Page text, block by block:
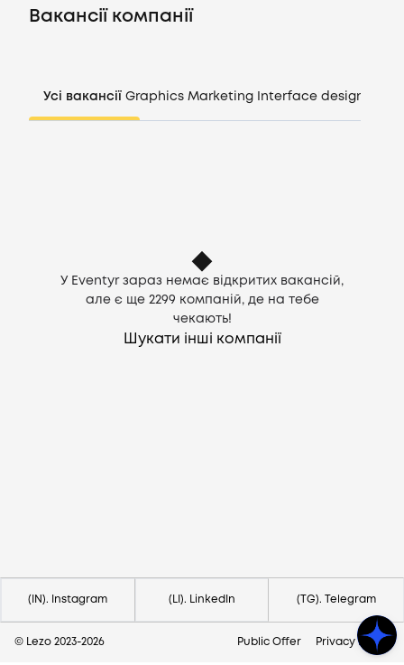
UA
Вакансії компанії
Усі вакансії Graphics Marketing Interface design
У Eventyr зараз немає відкритих вакансій,
але є ще 2299 компаній, де на тебе
чекають!
Шукати інші компанії
(IN). Instagram (LI). LinkedIn (TG). Telegram
© Lezo 2023-2026 Public Offer Privacy Policy